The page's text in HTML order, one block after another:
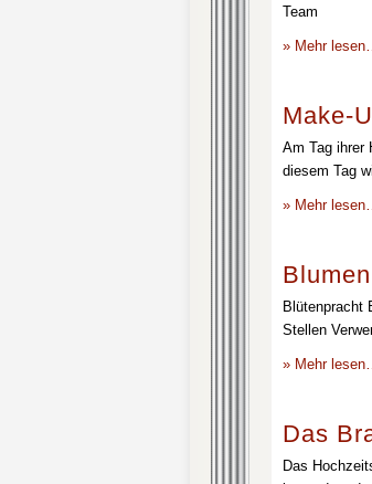
Team
» Mehr
Make-
Am Tag ihrer
diesem Tag
» Mehr
Blumen
Blütenpracht
Stellen
» Mehr
Das
Das